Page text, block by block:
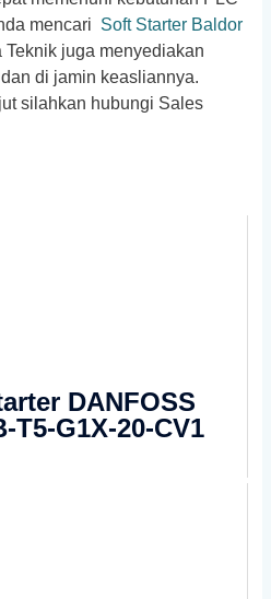
mencari Soft Starter Baldor
Teknik juga menyediakan
di jamin keasliannya.
silahkan hubungi Sales
DANFOSS
T5-G1X-20-CV1